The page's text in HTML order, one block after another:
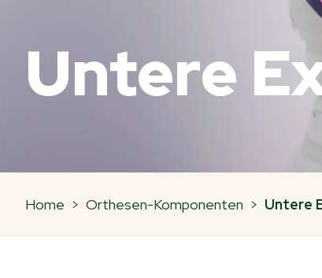
Untere
Home > Orthesen-Komponenten >